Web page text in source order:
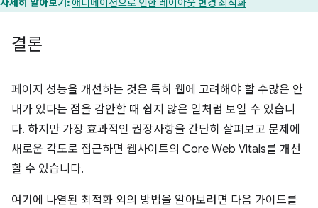
자세히 알아보기: 애니메이션으로 인한 레이아웃 변경 최적화
결론
페이지 성능을 개선하는 것은 특히 웹에 고려해야 할 수많은 안
내가 있다는 점을 감안할 때 쉽지 않은 일처럼 보일 수 있습니
다. 하지만 가장 효과적인 권장사항을 간단히 살펴보고 문제에
새로운 각도로 접근하면 웹사이트의 Core Web Vitals를 개선
할 수 있습니다.
여기에 나열된 최적화 외의 방법을 알아보려면 다음 가이드를